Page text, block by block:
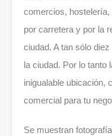
comercios,
por carretera y por la
ciudad. A tan sólo
la ciudad. Por lo tanto
inigualable ubicación,
comercial para tu
Se muestran